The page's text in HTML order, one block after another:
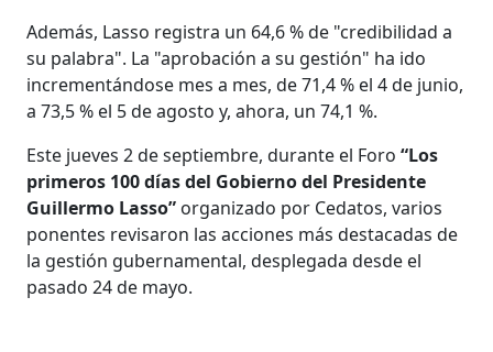
Además, Lasso registra un 64,6 % de "credibilidad a
su palabra". La "aprobación a su gestión" ha ido
incrementándose mes a mes, de 71,4 % el 4 de junio,
a 73,5 % el 5 de agosto y, ahora, un 74,1 %.
Este jueves 2 de septiembre, durante el Foro“Los
primeros 100 días del Gobierno del Presidente
Guillermo Lasso” organizado por Cedatos, varios
ponentes revisaron las acciones más destacadas de
la gestión gubernamental, desplegada desde el
pasado 24 de mayo.